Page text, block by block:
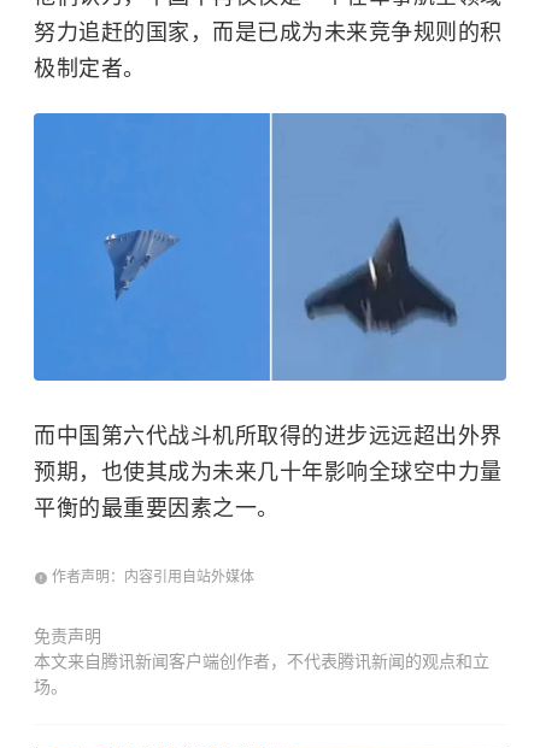
努力追赶的国家，而是已成为未来竞争规则的积
极制定者。
而中国第六代战斗机所取得的进步远远超出外界
预期，也使其成为未来几十年影响全球空中力量
平衡的最重要因素之一。
作者声明：内容引用自站外媒体
免责声明
本文来自腾讯新闻客户端创作者，不代表腾讯新闻的观点和立
场。